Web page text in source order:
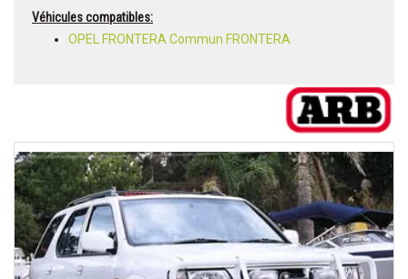
Véhicules compatibles:
OPEL FRONTERA Commun FRONTERA